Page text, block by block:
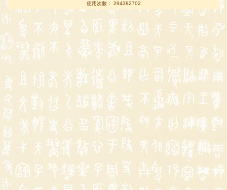
使用次數： 294382702